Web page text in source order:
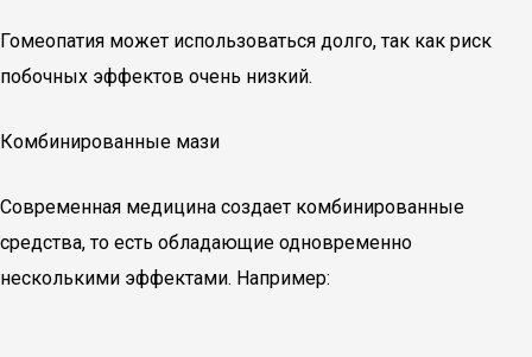
Гомеопатия может использоваться долго, так как риск
побочных эффектов очень низкий.
Комбинированные мази
Современная медицина создает комбинированные
средства, то есть обладающие одновременно
несколькими эффектами. Например: